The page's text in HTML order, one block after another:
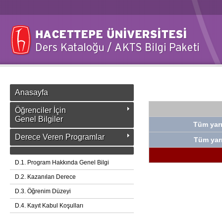
Anasayfa
Öğrenciler İçin
Genel Bilgiler
Derece Veren Programlar
D.1. Program Hakkında Genel Bilgi
D.2. Kazanılan Derece
D.3. Öğrenim Düzeyi
D.4. Kayıt Kabul Koşulları
Tüm
Tüm